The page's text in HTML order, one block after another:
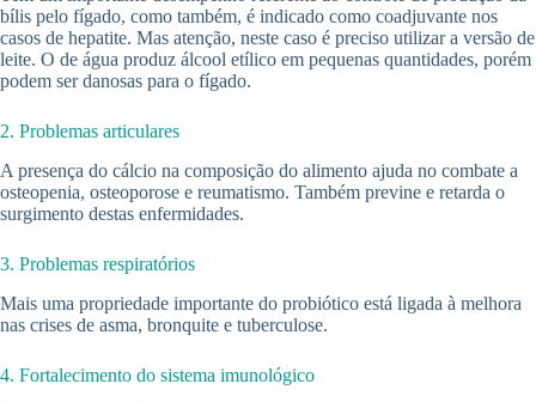
bílis pelo fígado, como também, é indicado como coadjuvante nos
casos de hepatite. Mas atenção, neste caso é preciso utilizar a versão de
leite. O de água produz álcool etílico em pequenas quantidades, porém
podem ser danosas para o fígado.
2. Problemas articulares
A presença do cálcio na composição do alimento ajuda no combate a
osteopenia, osteoporose e reumatismo. Também previne e retarda o
surgimento destas enfermidades.
3. Problemas respiratórios
Mais uma propriedade importante do probiótico está ligada à melhora
nas crises de asma, bronquite e tuberculose.
4. Fortalecimento do sistema imunológico